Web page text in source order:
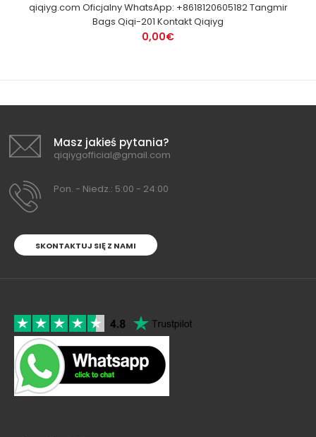
qiqiyg.com Oficjalny WhatsApp: +8618120605182 Tangmir
Bags Qiqi-201 Kontakt Qiqiyg
0,00€
Masz jakieś pytania?
qiqiygofficial@gmail.com
Pon. - Niedz.: 5:00 - 24:00
SKONTAKTUJ SIĘ Z NAMI